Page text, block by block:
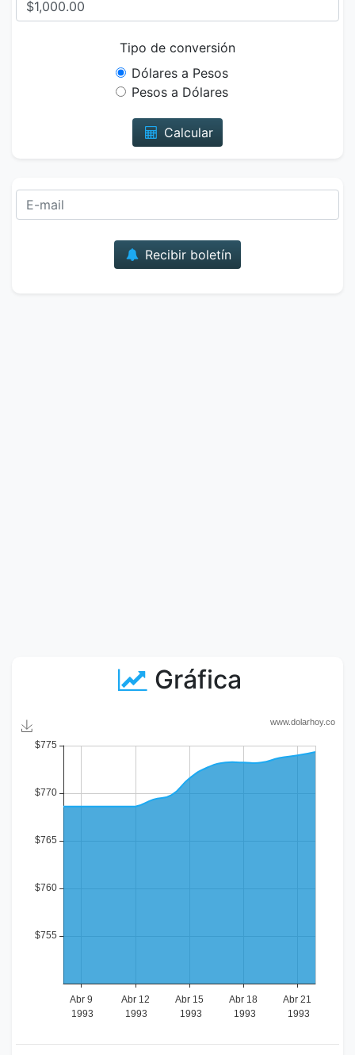
Tipo de conversión
Dólares a Pesos
Pesos a Dólares
Calcular
Recibir boletín
Gráfica